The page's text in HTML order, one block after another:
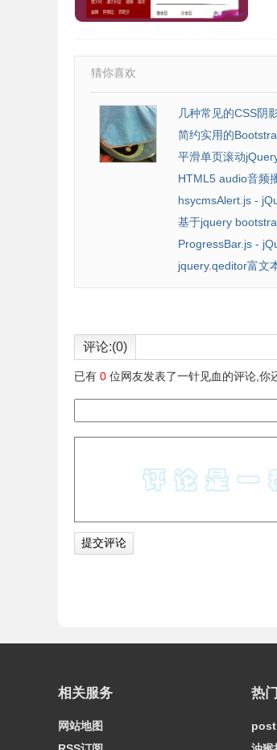
猜你喜欢
几种常见的CSS阴
简约实用的
平滑单页滚动
HTML5 audio音频
hsycmsAlert.js -
基于jquery
ProgressBar.js -
jquery.qeditor富文
评论:(0)
已有 0 位网友发表了一针见血的评论,你
相关服务
网站地图
热